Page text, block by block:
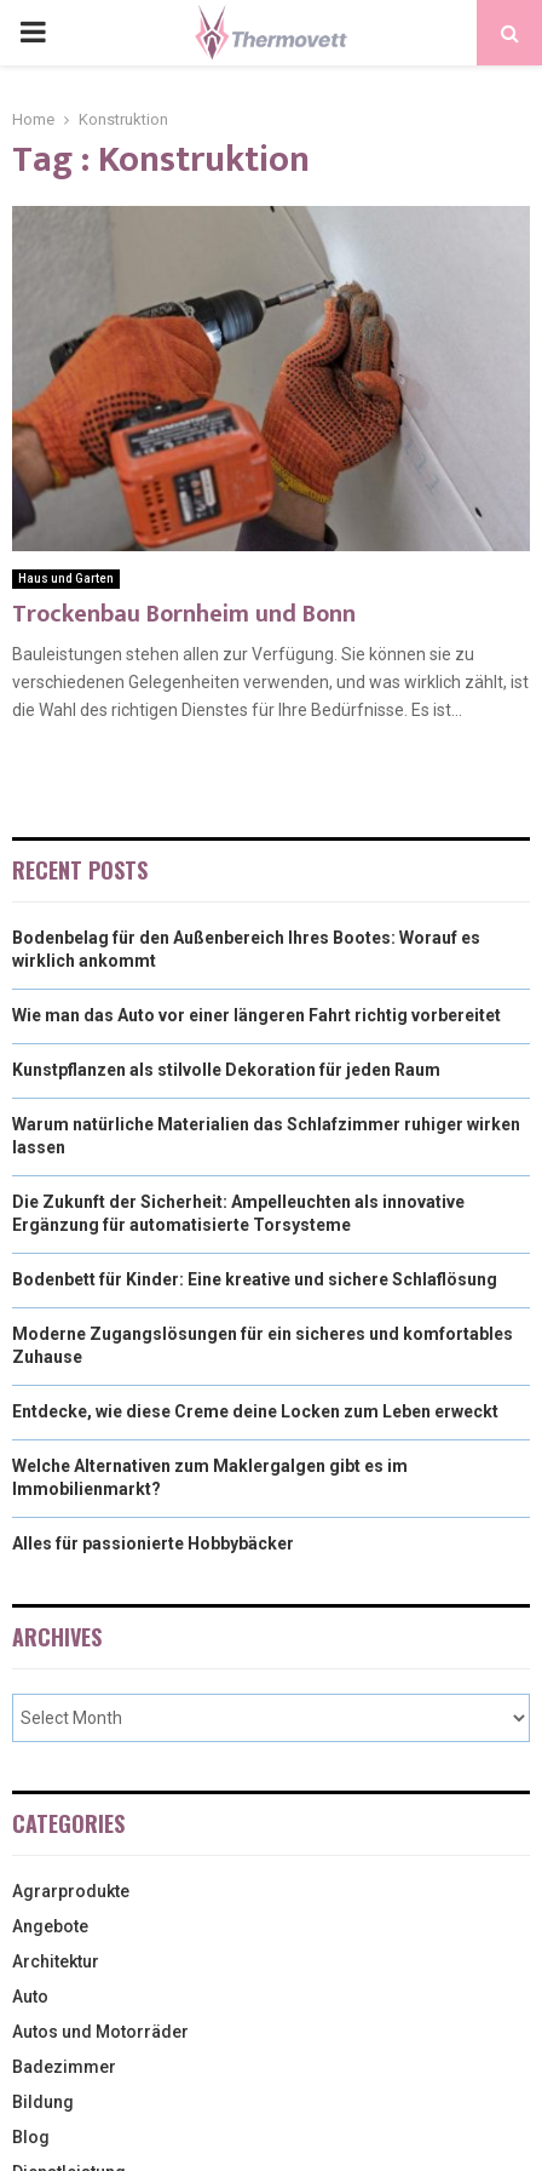
PRIMARY
Home Konstruktion
Tag : Konstruktion
Haus und Garten
Trockenbau Bornheim und Bonn
Bauleistungen stehen allen zur Verfügung. Sie können sie zu
verschiedenen Gelegenheiten verwenden, und was wirklich zählt, ist
die Wahl des richtigen Dienstes für Ihre Bedürfnisse. Es ist...
RECENT POSTS
Bodenbelag für den Außenbereich Ihres Bootes: Worauf es
wirklich ankommt
Wie man das Auto vor einer längeren Fahrt richtig vorbereitet
Kunstpflanzen als stilvolle Dekoration für jeden Raum
Warum natürliche Materialien das Schlafzimmer ruhiger wirken
lassen
Die Zukunft der Sicherheit: Ampelleuchten als innovative
Ergänzung für automatisierte Torsysteme
Bodenbett für Kinder: Eine kreative und sichere Schlaflösung
Moderne Zugangslösungen für ein sicheres und komfortables
Zuhause
Entdecke, wie diese Creme deine Locken zum Leben erweckt
Welche Alternativen zum Maklergalgen gibt es im
Immobilienmarkt?
Alles für passionierte Hobbybäcker
ARCHIVES
CATEGORIES
Agrarprodukte
Angebote
Architektur
Auto
Autos und Motorräder
Badezimmer
Bildung
Blog